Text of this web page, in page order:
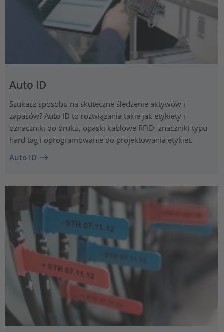
Auto ID
Szukasz sposobu na skuteczne śledzenie aktywów i
zapasów? Auto ID to rozwiązania takie jak etykiety i
oznaczniki do druku, opaski kablowe RFID, znaczniki typu
hard tag i oprogramowanie do projektowania etykiet.
Auto ID